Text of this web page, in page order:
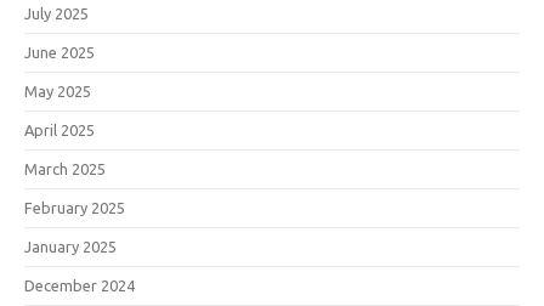
July 2025
June 2025
May 2025
April 2025
March 2025
February 2025
January 2025
December 2024